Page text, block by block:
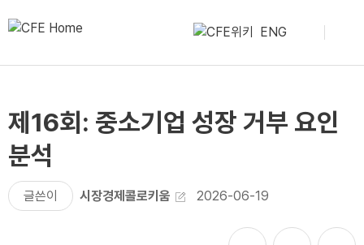
ENG
제16회: 중소기업 성장 거부 요인
분석
글쓴이 시장경제콜로키움 2026-06-19